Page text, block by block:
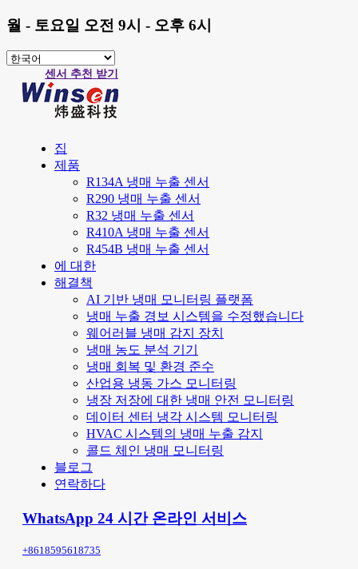
월 - 토요일 오전 9시 - 오후 6시
센서 추천 받기
집
제품
R134A 냉매 누출 센서
R290 냉매 누출 센서
R32 냉매 누출 센서
R410A 냉매 누출 센서
R454B 냉매 누출 센서
에 대한
해결책
AI 기반 냉매 모니터링 플랫폼
냉매 누출 경보 시스템을 수정했습니다
웨어러블 냉매 감지 장치
냉매 농도 분석 기기
냉매 회복 및 환경 준수
산업용 냉동 가스 모니터링
냉장 저장에 대한 냉매 안전 모니터링
데이터 센터 냉각 시스템 모니터링
HVAC 시스템의 냉매 누출 감지
콜드 체인 냉매 모니터링
블로그
연락하다
WhatsApp 24 시간 온라인 서비스
+8618595618735